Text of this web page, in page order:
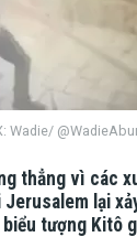
Wadie/
thẳng vì các
lại
tượng Kitô